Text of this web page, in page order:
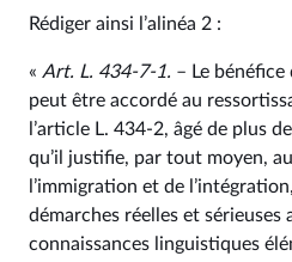
Rédiger ainsi l’alinéa 2 :
« Art. L. 434‑7‑1. – Le
peut être accordé au
l’article L. 434‑2, âgé de plus
qu’il justifie, par tout moyen,
l’immigration et de
démarches réelles et sérieuses
connaissances linguistiques